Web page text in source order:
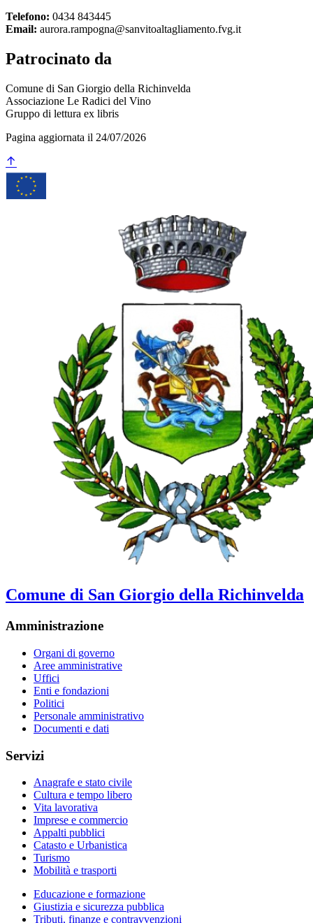
Telefono: 0434 843445
Email: aurora.rampogna@sanvitoaltagliamento.fvg.it
Patrocinato da
Comune di San Giorgio della Richinvelda
Associazione Le Radici del Vino
Gruppo di lettura ex libris
Pagina aggiornata il 24/07/2026
Comune di San Giorgio della Richinvelda
Amministrazione
Organi di governo
Aree amministrative
Uffici
Enti e fondazioni
Politici
Personale amministrativo
Documenti e dati
Servizi
Anagrafe e stato civile
Cultura e tempo libero
Vita lavorativa
Imprese e commercio
Appalti pubblici
Catasto e Urbanistica
Turismo
Mobilità e trasporti
Educazione e formazione
Giustizia e sicurezza pubblica
Tributi, finanze e contravvenzioni